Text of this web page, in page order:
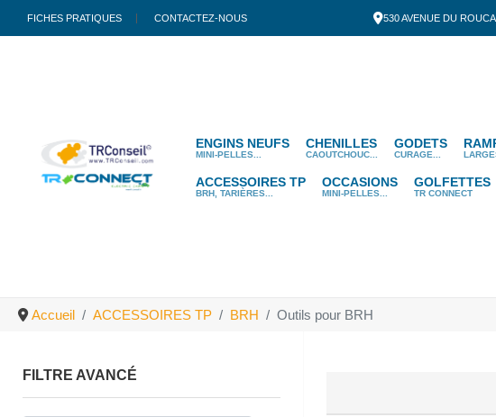
FICHES PRATIQUES CONTACTEZ-NOUS 530 AVENUE DU
ENGINS NEUFS
MINI-PELLES...
CHENILLES
CAOUTCHOUC...
GODETS
CURAGE...
ACCESSOIRES TP
BRH, TARIÈRES...
OCCASIONS
MINI-PELLES...
GOLFETTES
TR CONNECT
Accueil ACCESSOIRES TP BRH Outils pour BRH
FILTRE AVANCÉ